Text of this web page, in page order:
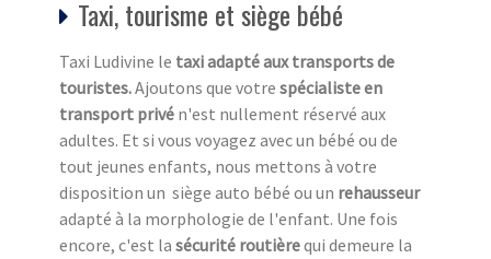
Taxi, tourisme et siège bébé
Taxi Ludivine le taxi adapté aux transports de
touristes.Ajoutons que votre spécialiste en
transport privé n'est nullement réservé aux
adultes. Et si vous voyagez avec un bébé ou de
tout jeunes enfants, nous mettons à votre
disposition un siège auto bébé ou un rehausseur
adapté à la morphologie de l'enfant. Une fois
encore, c'est la sécurité routièrequi demeure la